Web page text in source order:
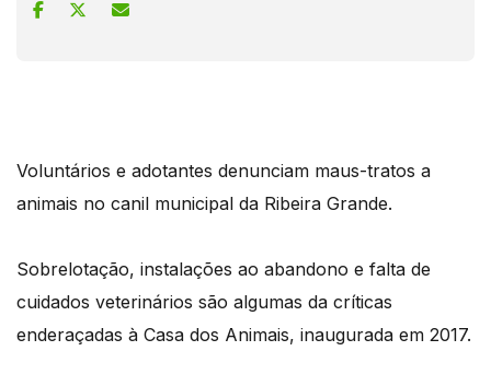
Voluntários e adotantes denunciam maus-tratos a
animais no canil municipal da Ribeira Grande.
Sobrelotação, instalações ao abandono e falta de
cuidados veterinários são algumas da críticas
enderaçadas à Casa dos Animais, inaugurada em 2017.